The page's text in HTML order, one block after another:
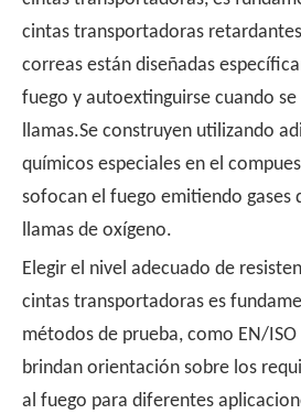
cintas transportadoras
correas están diseñadas
fuego y autoextinguirse cuando se
llamas.Se construyen utilizando
químicos especiales en el
sofocan el fuego emitiendo gases
llamas de oxígeno.
Elegir el nivel adecuado de
cintas transportadoras es
métodos de prueba, como EN/ISO
brindan orientación sobre los
al fuego para diferentes